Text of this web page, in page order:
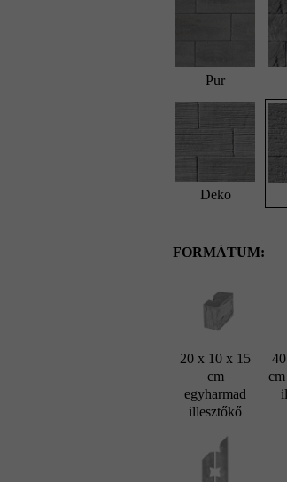
Pur
Deko
FORMÁTUM:
20 x 10 x 15
cm
egyharmad
illesztőkő